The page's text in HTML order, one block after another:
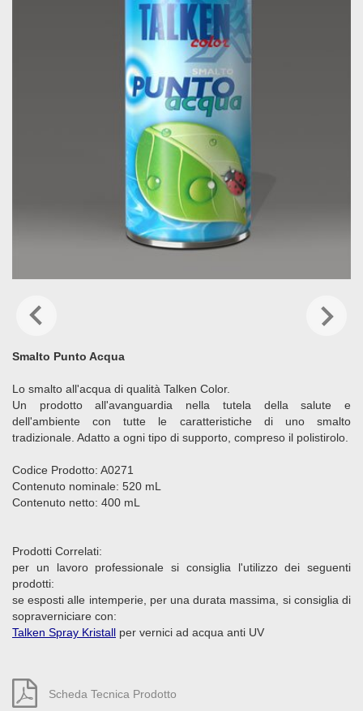
Smalto Punto Acqua
Lo smalto all'acqua di qualità Talken Color.
Un prodotto all'avanguardia nella tutela della salute e
dell'ambiente con tutte le caratteristiche di uno smalto
tradizionale. Adatto a ogni tipo di supporto, compreso il polistirolo.
Codice Prodotto: A0271
Contenuto nominale: 520 mL
Contenuto netto: 400 mL
Prodotti Correlati:
per un lavoro professionale si consiglia l'utilizzo dei seguenti
prodotti:
se esposti alle intemperie, per una durata massima, si consiglia di
sopraverniciare con:
Talken Spray Kristall per vernici ad acqua anti UV
Scheda Tecnica Prodotto